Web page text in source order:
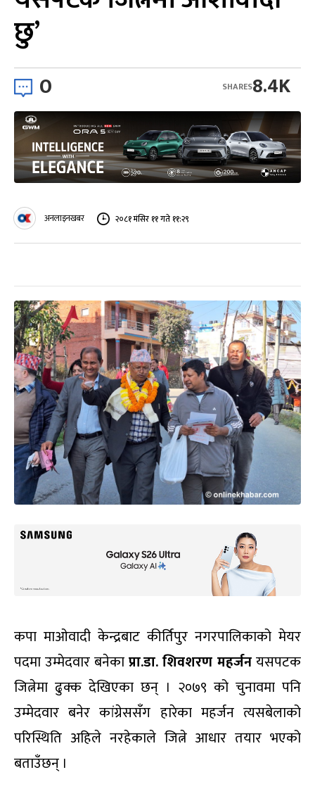
छु’
0 8.4K
SHARES
अनलाइनखबर २०८१ मंसिर ११ गते ११:२९
कपा माओवादी केन्द्रबाट कीर्तिपुर नगरपालिकाको मेयर
पदमा उम्मेदवार बनेकाप्रा.डा. शिवशरण महर्जनयसपटक
जित्नेमा ढुक्क देखिएका छन् । २०७९ को चुनावमा पनि
उम्मेदवार बनेर कांग्रेससँग हारेका महर्जन त्यसबेलाको
परिस्थिति अहिले नरहेकाले जित्ने आधार तयार भएको
बताउँछन् ।